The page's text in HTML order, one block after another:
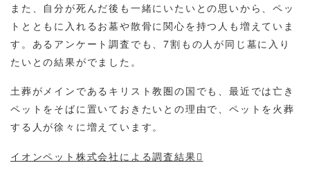
また、自分が死んだ後も一緒にいたいとの思いから、ペッ
トとともに入れるお墓や散骨に関心を持つ人も増えていま
す。あるアンケート調査でも、7割もの人が同じ墓に入り
たいとの結果がでました。
土葬がメインであるキリスト教圏の国でも、最近では亡き
ペットをそばに置いておきたいとの理由で、ペットを火葬
する人が徐々に増えています。
イオンペット株式会社による調査結果